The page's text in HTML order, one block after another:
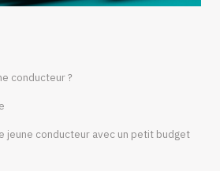
conducteur ?
jeune conducteur avec un petit budget